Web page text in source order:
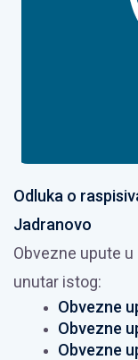
Odluka o
Jadranovo
Obvezne upute
unutar istog:
Obvezne
Obvezne
Obvezne